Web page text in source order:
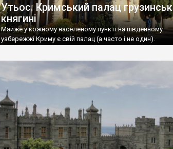
Утьос. Кримський палац
княгині
Майже у кожному населеному пункті на південному
узбережжі Криму є свій палац (а часто і не один).